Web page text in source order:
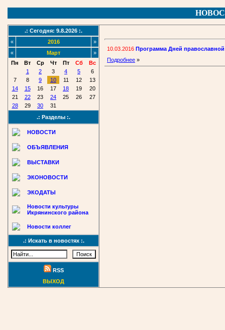
.: Сегодня: 9.8.2026 :.
«
2016
»
«
Март
»
Пн
Вт Ср Чт Пт Сб
Вс
1
2 3 4 5
6
7
8 9 10 11 12
13
14
15 16 17 18 19
20
21
22 23 24 25 26
27
28
29 30
31
.: Разделы :.
НОВОСТИ
ОБЪЯВЛЕНИЯ
ВЫСТАВКИ
ЭКОНОВОСТИ
ЭКОДАТЫ
Новости культуры
Икрянинского района
Новости коллег
.: Искать в новостях :.
RSS
ВЫХОД
10.03.2016 Программа Дней православной
Подробнее »